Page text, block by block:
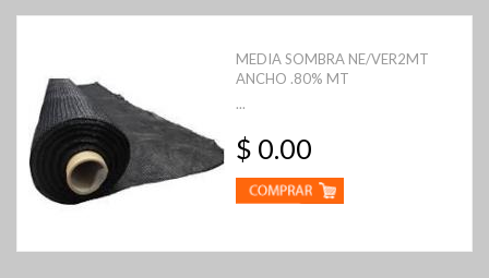
MEDIA SOMBRA NE/VER2MT
ANCHO .80% MT
...
$ 0.00